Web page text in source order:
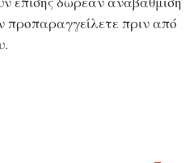
προπαραγγείλετε πριν από